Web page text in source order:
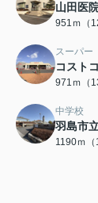
山田医
951ｍ（
スーパー
コスト
971ｍ（
中学校
羽島市
1190ｍ（